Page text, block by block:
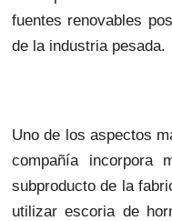
fuentes renovables
de la industria pesada.
Uno de los aspectos
compañía incorpora
subproducto de la
utilizar escoria de